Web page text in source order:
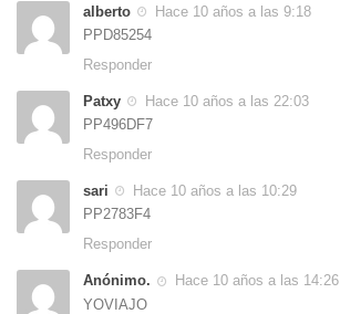
alberto
Hace 10 años a las 9:18
PPD85254
Responder
Patxy
Hace 10 años a las 22:03
PP496DF7
Responder
sari
Hace 10 años a las 10:29
PP2783F4
Responder
Anónimo.
Hace 10 años a las 14:26
YOVIAJO